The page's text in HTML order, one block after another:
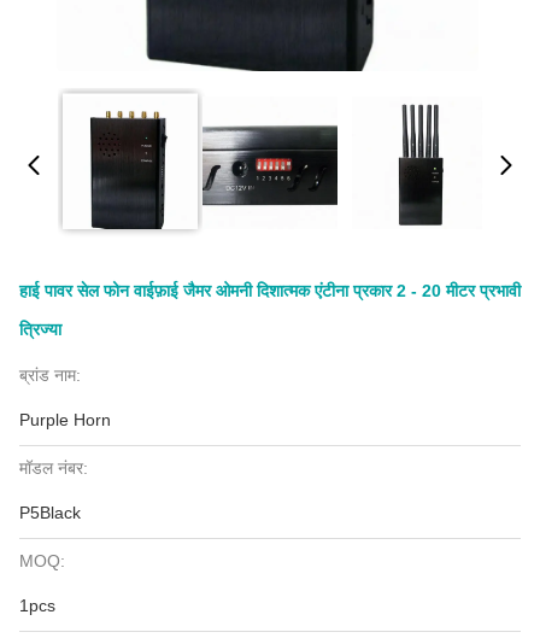
हाई पावर सेल फोन वाईफ़ाई जैमर ओमनी दिशात्मक एंटीना प्रकार 2 - 20 मीटर प्रभावी
त्रिज्या
ब्रांड नाम:
Purple Horn
मॉडल नंबर:
P5Black
MOQ:
1pcs